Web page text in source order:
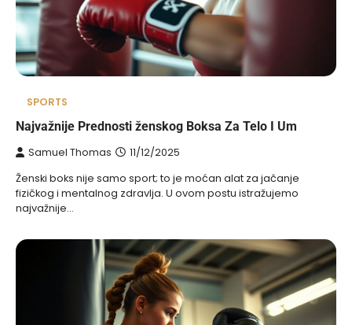
SPORTS
Najvažnije Prednosti ženskog Boksa Za Telo I Um
Samuel Thomas 11/12/2025
Ženski boks nije samo sport; to je moćan alat za jačanje
fizičkog i mentalnog zdravlja. U ovom postu istražujemo
najvažnije…